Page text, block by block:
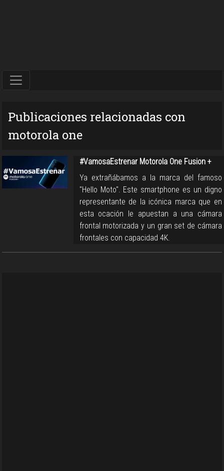
Publicaciones relacionadas con
motorola one
#VamosaEstrenar Motorola One Fusion +
Ya extrañábamos a la marca del famoso
"Hello Moto". Este smartphone es un digno
representante de la icónica marca que en
esta ocación le apuestan a una cámara
frontal motorizada y un gran set de cámara
frontales con capacidad 4K.